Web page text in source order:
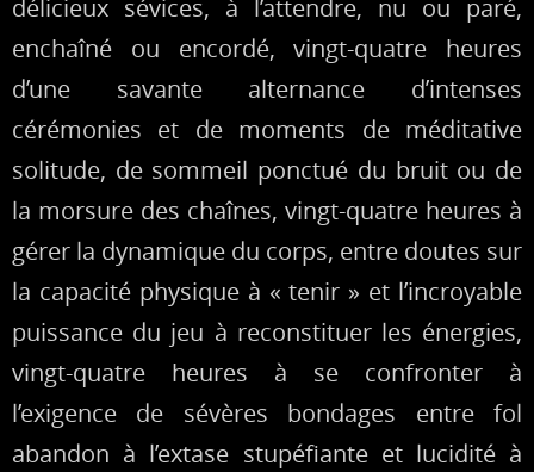
délicieux sévices, à l’attendre, nu ou paré,
enchaîné ou encordé, vingt-quatre heures
d’une savante alternance d’intenses
cérémonies et de moments de méditative
solitude, de sommeil ponctué du bruit ou de
la morsure des chaînes, vingt-quatre heures à
gérer la dynamique du corps, entre doutes sur
la capacité physique à « tenir » et l’incroyable
puissance du jeu à reconstituer les énergies,
vingt-quatre heures à se confronter à
l’exigence de sévères bondages entre fol
abandon à l’extase stupéfiante et lucidité à